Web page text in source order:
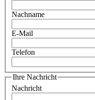
Nachname
E-Mail
Telefon
Ihre Nachricht
Nachricht